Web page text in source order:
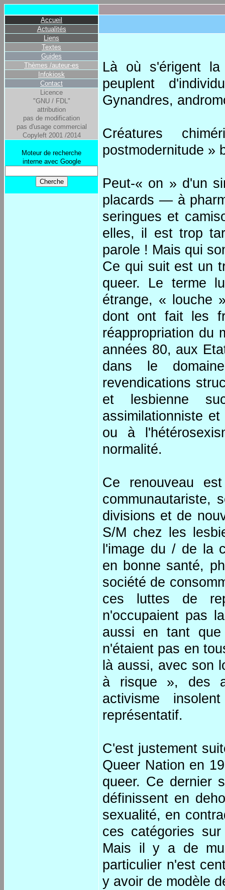
Accueil
Actualités
Liens
Textes
Guides
Thèmes /auteur-es
Infokiosk
Contact
Licence
"GNU / FDL"
attribution
pas de modification
pas d'usage commercial
Copyleft 2001 /2014
Moteur de recherche
interne avec Google
Là où s'érigent
peuplent
Gynandres,
Créatures
postmodernitude »
Peut-« on » d'un
placards — à
seringues et
elles, il est trop
parole ! Mais qui
Ce qui suit est un
queer. Le terme
étrange, « louche
dont ont fait les
réappropriation du
années 80, aux
dans le
revendications
et lesbienne
assimilationniste
ou à
normalité.
Ce renouveau
communautariste,
divisions et de
S/M chez les
l'image du / de la
en bonne santé,
société de
ces luttes de
n'occupaient pas
aussi en tant
n'étaient pas en
là aussi, avec son
à risque », des
activisme
représentatif.
C'est justement
Queer Nation en
queer. Ce dernier
définissent en
sexualité, en
ces catégories
Mais il y a de
particulier n'est
y avoir de modèle